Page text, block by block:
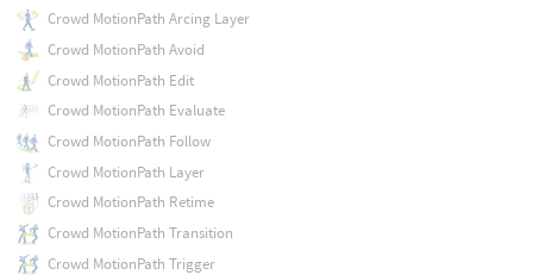
Crowd MotionPath Arcing Layer
Crowd MotionPath Avoid
Crowd MotionPath Edit
Crowd MotionPath Evaluate
Crowd MotionPath Follow
Crowd MotionPath Layer
Crowd MotionPath Retime
Crowd MotionPath Transition
Crowd MotionPath Trigger